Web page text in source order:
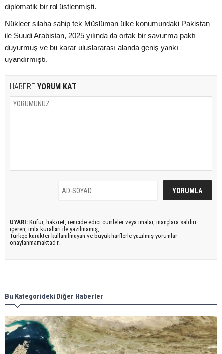
diplomatik bir rol üstlenmişti.
Nükleer silaha sahip tek Müslüman ülke konumundaki Pakistan
ile Suudi Arabistan, 2025 yılında da ortak bir savunma paktı
duyurmuş ve bu karar uluslararası alanda geniş yankı
uyandırmıştı.
HABERE YORUM KAT
UYARI: Küfür, hakaret, rencide edici cümleler veya imalar, inançlara saldırı
içeren, imla kuralları ile yazılmamış,
Türkçe karakter kullanılmayan ve büyük harflerle yazılmış yorumlar
onaylanmamaktadır.
Bu Kategorideki Diğer Haberler